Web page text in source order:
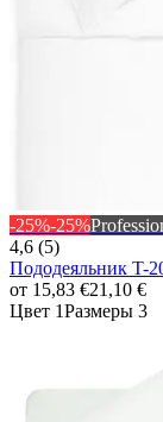
-25%-25%
4,6 (5)
Пододеяльник T-
от 15,83 €21,10 €
Цвет 1Размеры 3